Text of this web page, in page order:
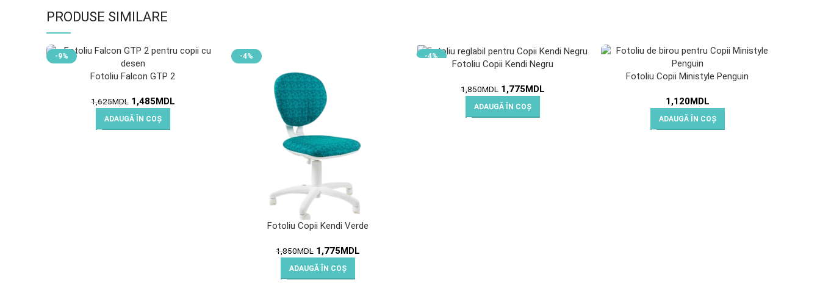
PRODUSE SIMILARE
-9%
Fotoliu Falcon GTP 2
1,625MDL 1,485MDL
ADAUGĂ ÎN COȘ
-4%
Fotoliu Copii Kendi Verde
1,850MDL 1,775MDL
ADAUGĂ ÎN COȘ
-4%
Fotoliu Copii Kendi Negru
1,850MDL 1,775MDL
ADAUGĂ ÎN COȘ
Fotoliu Copii Ministyle Penguin
1,120MDL
ADAUGĂ ÎN COȘ